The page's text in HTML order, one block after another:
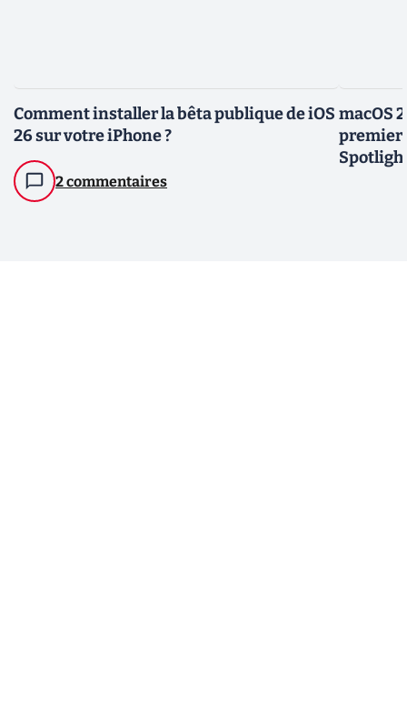
Comment installer la bêta publique de iOS
26 sur votre iPhone ?
2 commentaires
macOS
premier